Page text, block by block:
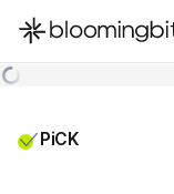
한국어
PiCK